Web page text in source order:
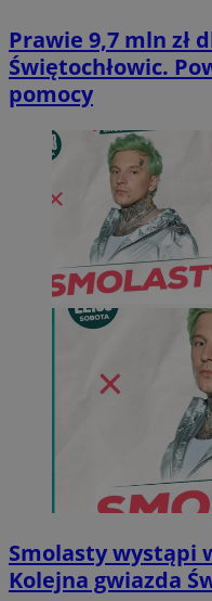
Prawie 9,7 mln zł
Świętochłowic.
pomocy
Smolasty wystąpi
Kolejna gwiazda